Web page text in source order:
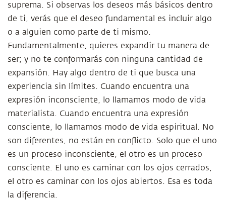
suprema. Si observas los deseos más básicos dentro
de ti, verás que el deseo fundamental es incluir algo
o a alguien como parte de ti mismo.
Fundamentalmente, quieres expandir tu manera de
ser; y no te conformarás con ninguna cantidad de
expansión. Hay algo dentro de ti que busca una
experiencia sin límites. Cuando encuentra una
expresión inconsciente, lo llamamos modo de vida
materialista. Cuando encuentra una expresión
consciente, lo llamamos modo de vida espiritual. No
son diferentes, no están en conflicto. Solo que el uno
es un proceso inconsciente, el otro es un proceso
consciente. El uno es caminar con los ojos cerrados,
el otro es caminar con los ojos abiertos. Esa es toda
la diferencia.